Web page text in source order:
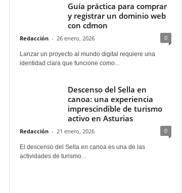
Guía práctica para comprar
y registrar un dominio web
con cdmon
Redacción - 26 enero, 2026 0
Lanzar un proyecto al mundo digital requiere una
identidad clara que funcione como...
Descenso del Sella en
canoa: una experiencia
imprescindible de turismo
activo en Asturias
Redacción - 21 enero, 2026 0
El descenso del Sella en canoa es una de las
actividades de turismo...